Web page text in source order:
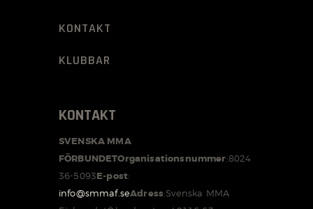
KONTAKT
KLUBBAR
KONTAKT
SVENSKA MMA
FÖRBUNDETOrganisationsnummer:8024
36-5093E-post:
info@smmaf.seAdress:Svenska MMA